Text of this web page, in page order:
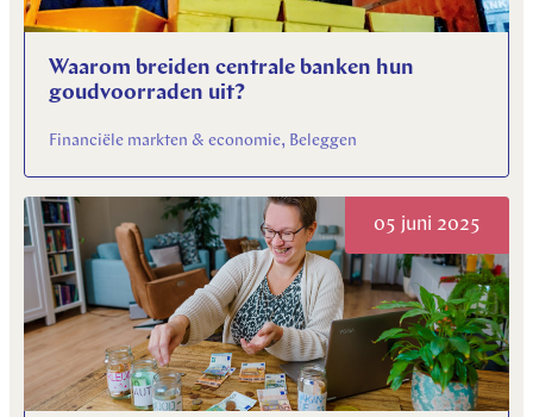
Waarom breiden centrale banken hun
goudvoorraden uit?
Financiële markten & economie, Beleggen
05 juni 2025